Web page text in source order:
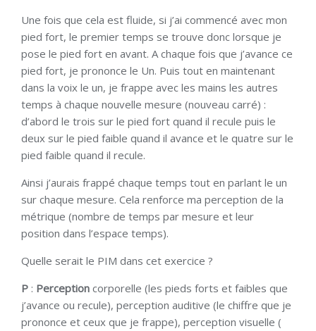
Une fois que cela est fluide, si j’ai commencé avec mon
pied fort, le premier temps se trouve donc lorsque je
pose le pied fort en avant. A chaque fois que j’avance ce
pied fort, je prononce le Un. Puis tout en maintenant
dans la voix le un, je frappe avec les mains les autres
temps à chaque nouvelle mesure (nouveau carré) :
d’abord le trois sur le pied fort quand il recule puis le
deux sur le pied faible quand il avance et le quatre sur le
pied faible quand il recule.
Ainsi j’aurais frappé chaque temps tout en parlant le un
sur chaque mesure. Cela renforce ma perception de la
métrique (nombre de temps par mesure et leur
position dans l’espace temps).
Quelle serait le PIM dans cet exercice ?
P : Perception corporelle (les pieds forts et faibles que
j’avance ou recule), perception auditive (le chiffre que je
prononce et ceux que je frappe), perception visuelle (